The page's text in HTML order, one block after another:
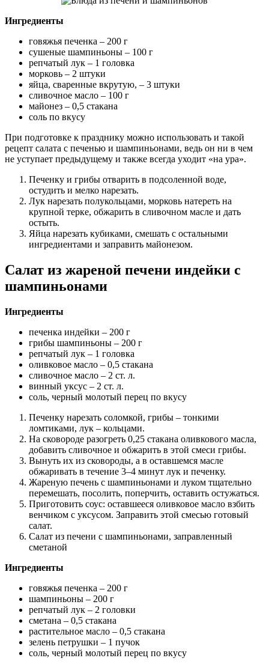
Ингредиенты
говяжья печенка – 200 г
сушеные шампиньоны – 100 г
репчатый лук – 1 головка
морковь – 2 штуки
яйца, сваренные вкрутую, – 3 штуки
сливочное масло – 100 г
майонез – 0,5 стакана
соль по вкусу
При подготовке к празднику можно использовать и такой
рецепт салата с печенью и шампиньонами, ведь он ни в чем
не уступает предыдущему и также всегда уходит «на ура».
Печенку и грибы отварить в подсоленной воде,
остудить и мелко нарезать.
Лук нарезать полукольцами, морковь натереть на
крупной терке, обжарить в сливочном масле и дать
остыть.
Яйца нарезать кубиками, смешать с остальными
ингредиентами и заправить майонезом.
Салат из жареной печени индейки с
шампиньонами
Ингредиенты
печенка индейки – 200 г
грибы шампиньоны – 200 г
репчатый лук – 1 головка
оливковое масло – 0,5 стакана
сливочное масло – 2 ст. л.
винный уксус – 2 ст. л.
соль, черный молотый перец по вкусу
Печенку нарезать соломкой, грибы – тонкими
ломтиками, лук – кольцами.
На сковороде разогреть 0,25 стакана оливкового масла,
добавить сливочное и обжарить в этой смеси грибы.
Вынуть их из сковороды, а в оставшемся масле
обжаривать в течение 3–4 минут лук и печенку.
Жареную печень с шампиньонами и луком тщательно
перемешать, посолить, поперчить, оставить остужаться.
Приготовить соус: оставшееся оливковое масло взбить
венчиком с уксусом. Заправить этой смесью готовый
салат.
Салат из печени с шампиньонами, заправленный
сметаной
Ингредиенты
говяжья печенка – 200 г
шампиньоны – 200 г
репчатый лук – 2 головки
сметана – 0,5 стакана
растительное масло – 0,5 стакана
зелень петрушки – 1 пучок
соль, черный молотый перец по вкусу